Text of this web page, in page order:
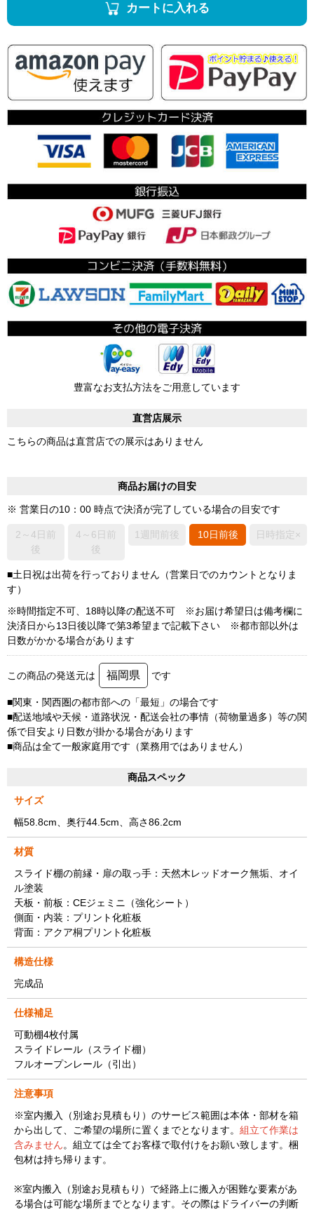
カートに入れる
豊富なお支払方法をご用意しています
直営店展示
こちらの商品は直営店での展示はありません
商品お届けの目安
※ 営業日の10：00 時点で決済が完了している場合の目安です
2～4日前
後
4～6日前
後
1週間前後 10日前後 日時指定×
■土日祝は出荷を行っておりません（営業日でのカウントとなりま
す）
※時間指定不可、18時以降の配送不可 ※お届け希望日は備考欄に
決済日から13日後以降で第3希望まで記載下さい ※都市部以外は
日数がかかる場合があります
この商品の発送元は 福岡県 です
■関東・関西圏の都市部への「最短」の場合です
■配送地域や天候・道路状況・配送会社の事情（荷物量過多）等の関
係で目安より日数が掛かる場合があります
■商品は全て一般家庭用です（業務用ではありません）
商品スペック
サイズ
幅58.8cm、奥行44.5cm、高さ86.2cm
材質
スライド棚の前縁・扉の取っ手：天然木レッドオーク無垢、オイ
ル塗装
天板・前板：CEジェミニ（強化シート）
側面・内装：プリント化粧板
背面：アクア桐プリント化粧板
構造仕様
完成品
仕様補足
可動棚4枚付属
スライドレール（スライド棚）
フルオープンレール（引出）
注意事項
※室内搬入（別途お見積もり）のサービス範囲は本体・部材を箱
から出して、ご希望の場所に置くまでとなります。 組立て作業は
含みません。組立ては全てお客様で取付けをお願い致します。梱
包材は持ち帰ります。
※室内搬入（別途お見積もり）で経路上に搬入が困難な要素があ
る場合は可能な場所までとなります。その際はドライバーの判断